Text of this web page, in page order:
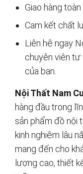
Giao hàng
Cam kết chất
Liên hệ ngay
chuyên viên
của bạn.
Nội Thất Nam
hàng đầu trong
sản phẩm đồ nội
kinh nghiệm lâu
mang đến cho
lượng cao, thiết